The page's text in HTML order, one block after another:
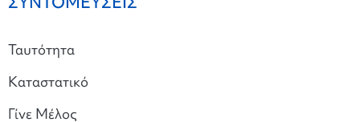
Ταυτότητα
Καταστατικό
Γίνε Μέλος